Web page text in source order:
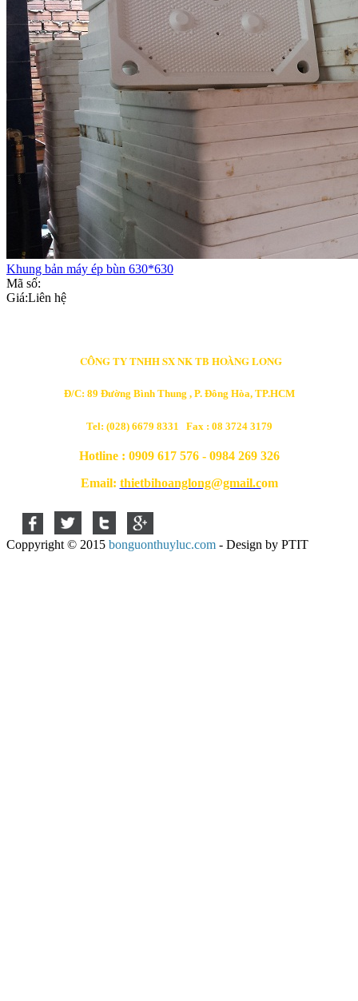
Khung bản máy ép bùn 630*630
Mã số:
Giá:Liên hệ
CÔNG TY TNHH SX NK TB HOÀNG LONG
Đ/C: 89 Đường Bình Thung , P. Đông Hòa, TP.HCM
Tel: (028) 6679 8331 Fax : 08 3724 3179
Hotline : 0909 617 576 - 0984 269 326
Email: thietbihoanglong@gmail.com
Coppyright © 2015 bonguonthuyluc.com - Design by PTIT